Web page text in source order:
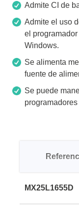
Admite CI de
Admite el uso
el
Windows.
Se alimenta
fuente de
Se puede
MX25L1655D